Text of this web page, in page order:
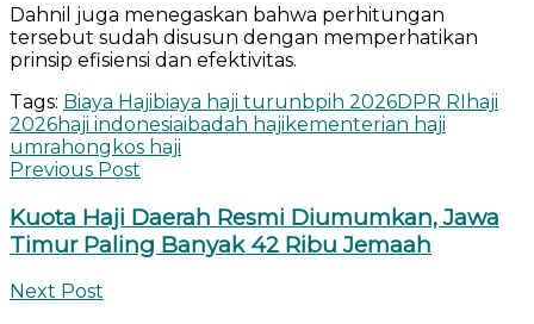
Dahnil juga menegaskan bahwa perhitungan
tersebut sudah disusun dengan memperhatikan
prinsip efisiensi dan efektivitas.
Tags: Biaya Hajibiaya haji turunbpih 2026DPR RI haji
2026haji indonesiaibadah haji kementerian haji
umrahongkos haji
Previous Post
Kuota Haji Daerah Resmi Diumumkan, Jawa
Timur Paling Banyak 42 Ribu Jemaah
Next Post